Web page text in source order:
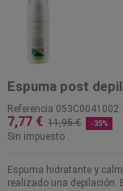
Espuma post
Referencia 053C0041002
7,77 € 11,95 € -35%
Sin impuesto
Espuma hidratante y
realizado una depilación.